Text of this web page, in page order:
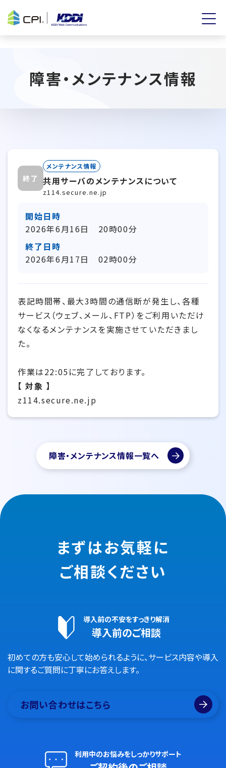
障害・メンテナンス情報
終了
メンテナンス情報
共用サーバのメンテナンスについて
z114.secure.ne.jp
開始日時
2026年6月16日 20時00分
終了日時
2026年6月17日 02時00分
表記時間帯、最大3時間の通信断が発生し、各種
サービス（ウェブ、メール、FTP）をご利用いただけ
なくなるメンテナンスを実施させていただきまし
た。
作業は22:05に完了しております。
【 対象 】
z114.secure.ne.jp
障害・メンテナンス情報一覧へ
まずはお気軽に
ご相談ください
導入前の不安をすっきり解消
導入前のご相談
初めての方も安心して始められるように、サービス内容や導入
に関するご質問に丁寧にお答えします。
お問い合わせはこちら
利用中のお悩みをしっかりサポート